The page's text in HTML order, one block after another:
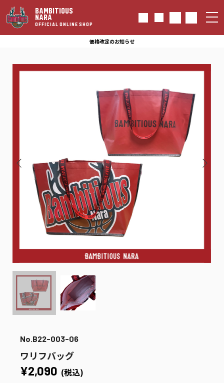
BAMBITIOUS
NARA
OFFICIAL ONLINE SHOP
価格改定のお知らせ
No.B22-003-06
ワリフバッグ
¥2,090 (税込)